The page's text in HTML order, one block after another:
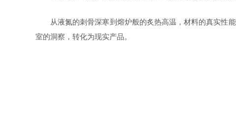
从液氮的刺骨深寒到熔炉般的炙热高温，材料的真实性
室的洞察，转化为现实产品。